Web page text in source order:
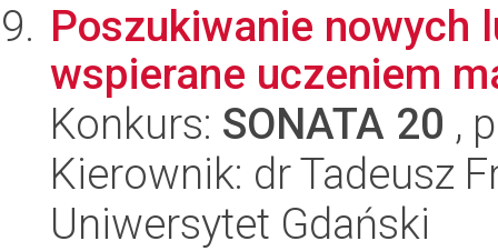
Poszukiwanie nowych
wspierane uczeniem
Konkurs: SONATA 20 ,
Kierownik: dr Tadeusz
Uniwersytet Gdański